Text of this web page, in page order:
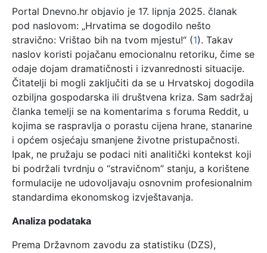
Portal Dnevno.hr objavio je 17. lipnja 2025. članak
pod naslovom: „Hrvatima se dogodilo nešto
stravično: Vrištao bih na tvom mjestu!“ (1). Takav
naslov koristi pojačanu emocionalnu retoriku, čime se
odaje dojam dramatičnosti i izvanrednosti situacije.
Čitatelji bi mogli zaključiti da se u Hrvatskoj dogodila
ozbiljna gospodarska ili društvena kriza. Sam sadržaj
članka temelji se na komentarima s foruma Reddit, u
kojima se raspravlja o porastu cijena hrane, stanarine
i općem osjećaju smanjene životne pristupačnosti.
Ipak, ne pružaju se podaci niti analitički kontekst koji
bi podržali tvrdnju o “stravičnom” stanju, a korištene
formulacije ne udovoljavaju osnovnim profesionalnim
standardima ekonomskog izvještavanja.
Analiza podataka
Prema Državnom zavodu za statistiku (DZS),